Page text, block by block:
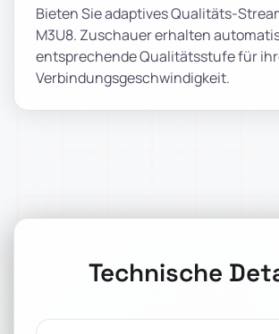
Bieten Sie adaptives Qualitäts-
M3U8. Zuschauer erhalten
entsprechende Qualitätsstufe für
Verbindungsgeschwindigkeit.
Technische